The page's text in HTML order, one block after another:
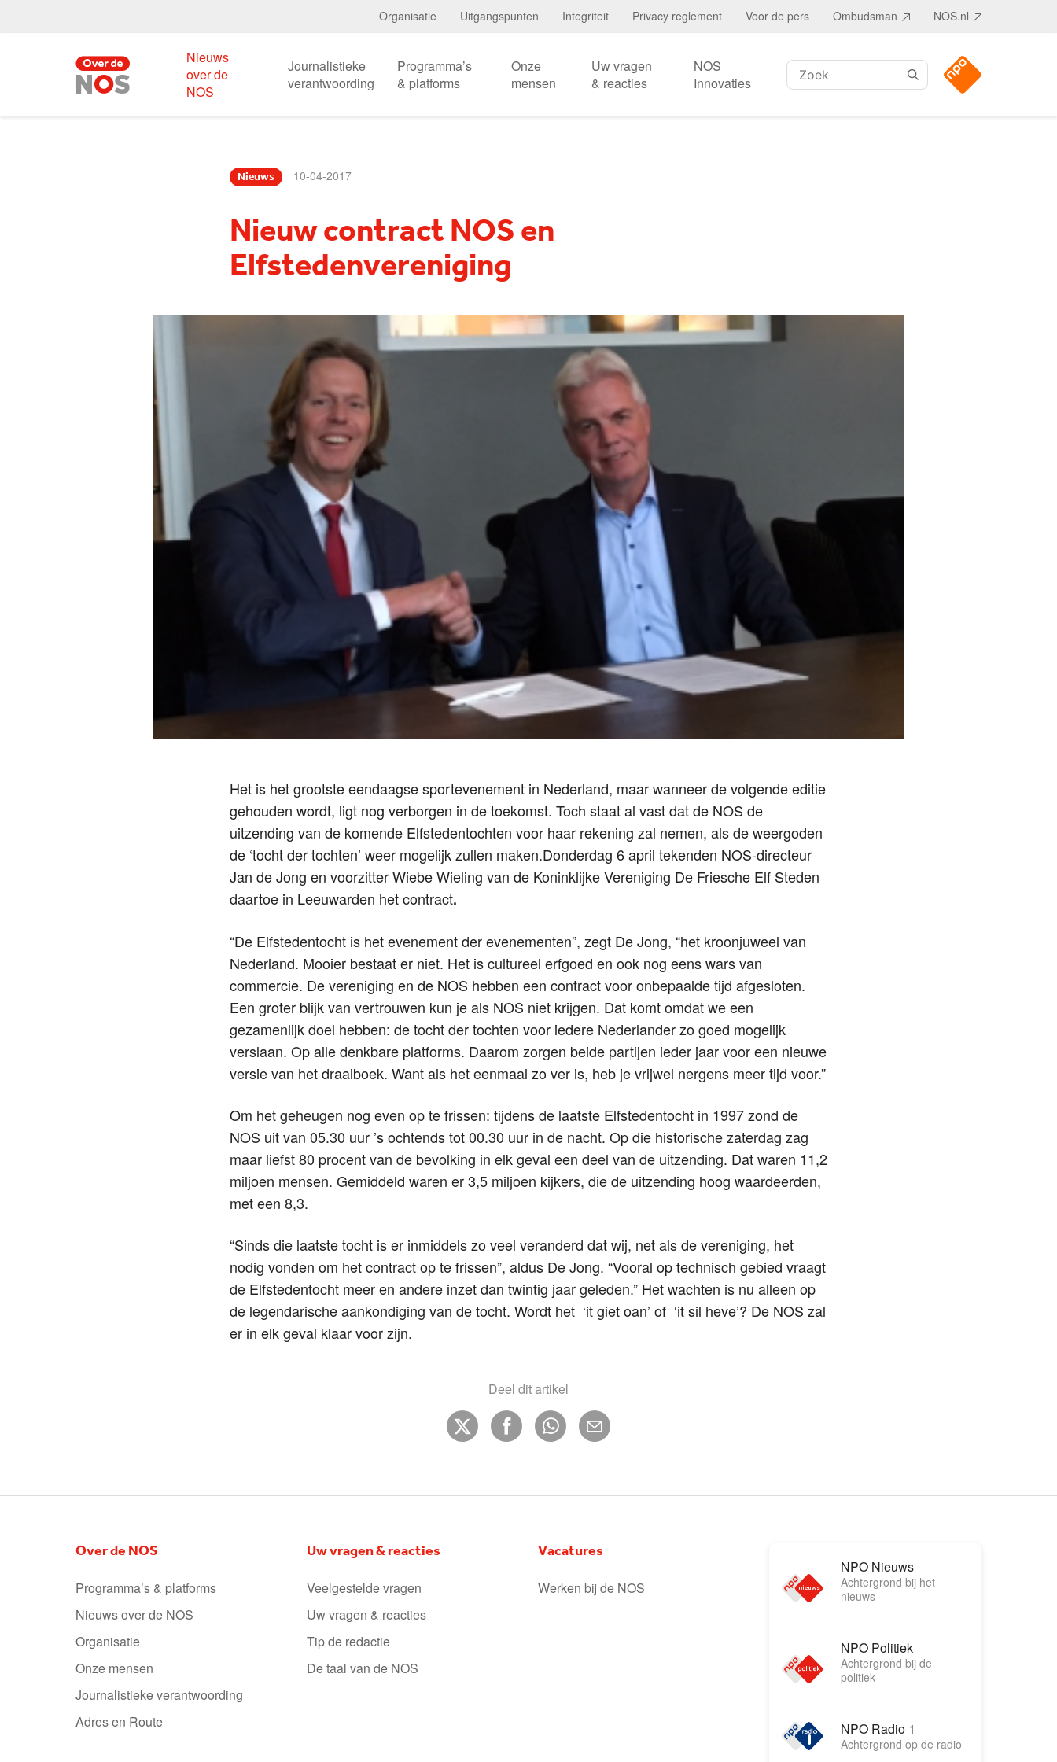
Organisatie Uitgangspunten Integriteit Privacy reglement Voor de pers Ombudsman NOS.nl
Nieuws
over de
NOS
Journalistieke
verantwoording
Programma’s
& platforms
Onze
mensen
Uw vragen
& reacties
NOS
Innovaties
Zoeken:
Nieuws 10-04-2017
Nieuw contract NOS en
Elfstedenvereniging
Het is het grootste eendaagse sportevenement in Nederland, maar wanneer de volgende editie
gehouden wordt, ligt nog verborgen in de toekomst. Toch staat al vast dat de NOS de
uitzending van de komende Elfstedentochten voor haar rekening zal nemen, als de weergoden
de ‘tocht der tochten’ weer mogelijk zullen maken.Donderdag 6 april tekenden NOS-directeur
Jan de Jong en voorzitter Wiebe Wieling van de Koninklijke Vereniging De Friesche Elf Steden
daartoe in Leeuwarden het contract.
“De Elfstedentocht is het evenement der evenementen”, zegt De Jong, “het kroonjuweel van
Nederland. Mooier bestaat er niet. Het is cultureel erfgoed en ook nog eens wars van
commercie. De vereniging en de NOS hebben een contract voor onbepaalde tijd afgesloten.
Een groter blijk van vertrouwen kun je als NOS niet krijgen. Dat komt omdat we een
gezamenlijk doel hebben: de tocht der tochten voor iedere Nederlander zo goed mogelijk
verslaan. Op alle denkbare platforms. Daarom zorgen beide partijen ieder jaar voor een nieuwe
versie van het draaiboek. Want als het eenmaal zo ver is, heb je vrijwel nergens meer tijd voor.”
Om het geheugen nog even op te frissen: tijdens de laatste Elfstedentocht in 1997 zond de
NOS uit van 05.30 uur ’s ochtends tot 00.30 uur in de nacht. Op die historische zaterdag zag
maar liefst 80 procent van de bevolking in elk geval een deel van de uitzending. Dat waren 11,2
miljoen mensen. Gemiddeld waren er 3,5 miljoen kijkers, die de uitzending hoog waardeerden,
met een 8,3.
“Sinds die laatste tocht is er inmiddels zo veel veranderd dat wij, net als de vereniging, het
nodig vonden om het contract op te frissen”, aldus De Jong. “Vooral op technisch gebied vraagt
de Elfstedentocht meer en andere inzet dan twintig jaar geleden.” Het wachten is nu alleen op
de legendarische aankondiging van de tocht. Wordt het ‘it giet oan’ of ‘it sil heve’? De NOS zal
er in elk geval klaar voor zijn.
Deel dit artikel
Over de NOS
Programma’s & platforms
Nieuws over de NOS
Organisatie
Onze mensen
Journalistieke verantwoording
Adres en Route
Uw vragen & reacties
Veelgestelde vragen
Uw vragen & reacties
Tip de redactie
De taal van de NOS
Vacatures
Werken bij de NOS
NPO Nieuws
Achtergrond bij het
nieuws
NPO Politiek
Achtergrond bij de
politiek
NPO Radio 1
Achtergrond op de radio